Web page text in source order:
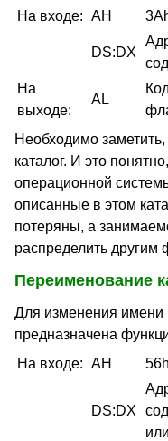
На входе: AH
DS:DX
На
выходе:
AL
Необходимо
каталог. И это
операционной
описанные в этом
потеряны, а
распределить другим
Переименование
Для изменения имени
предназначена
На входе: AH 56h
DS:DX